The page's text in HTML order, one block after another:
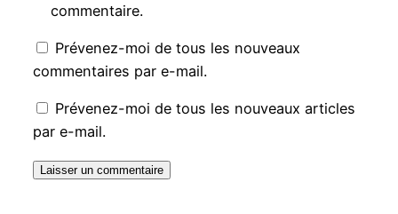
commentaire.
Prévenez-moi de tous les nouveaux
commentaires par e-mail.
Prévenez-moi de tous les nouveaux articles
par e-mail.